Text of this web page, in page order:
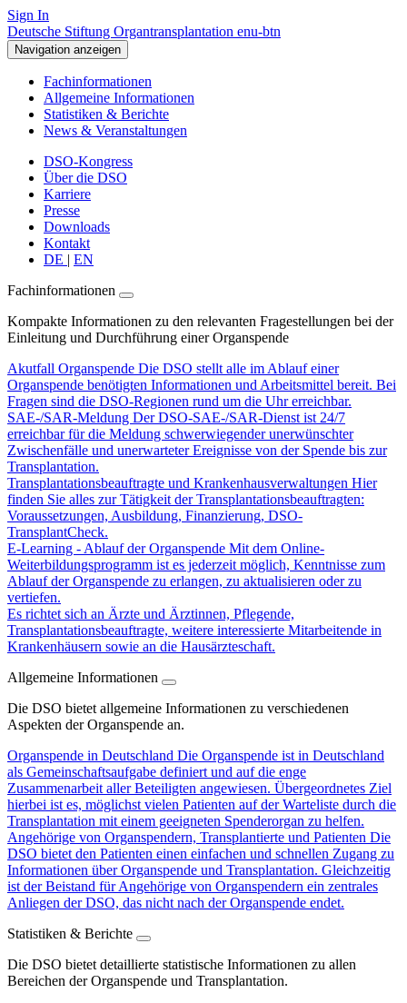
Sign In
Deutsche Stiftung Organtransplantation enu-btn
Navigation anzeigen
Fachinformationen
Allgemeine Informationen
Statistiken & Berichte
News & Veranstaltungen
DSO-Kongress
Über die DSO
Karriere
Presse
Downloads
Kontakt
DE | EN
Fachinformationen
Kompakte Informationen zu den relevanten Fragestellungen bei der
Einleitung und Durchführung einer Organspende
Akutfall Organspende Die DSO stellt alle im Ablauf einer
Organspende benötigten Informationen und Arbeitsmittel bereit. Bei
Fragen sind die DSO-Regionen rund um die Uhr erreichbar.
SAE-/SAR-Meldung Der DSO-SAE-/SAR-Dienst ist 24/7
erreichbar für die Meldung schwerwiegender unerwünschter
Zwischenfälle und unerwarteter Ereignisse von der Spende bis zur
Transplantation.
Transplantationsbeauftragte und Krankenhausverwaltungen Hier
finden Sie alles zur Tätigkeit der Transplantationsbeauftragten:
Voraussetzungen, Ausbildung, Finanzierung, DSO-
TransplantCheck.
E-Learning - Ablauf der Organspende Mit dem Online-
Weiterbildungsprogramm ist es jederzeit möglich, Kenntnisse zum
Ablauf der Organspende zu erlangen, zu aktualisieren oder zu
vertiefen.
Es richtet sich an Ärzte und Ärztinnen, Pflegende,
Transplantationsbeauftragte, weitere interessierte Mitarbeitende in
Krankenhäusern sowie an die Hausärzteschaft.
Allgemeine Informationen
Die DSO bietet allgemeine Informationen zu verschiedenen
Aspekten der Organspende an.
Organspende in Deutschland Die Organspende ist in Deutschland
als Gemeinschaftsaufgabe definiert und auf die enge
Zusammenarbeit aller Beteiligten angewiesen. Übergeordnetes Ziel
hierbei ist es, möglichst vielen Patienten auf der Warteliste durch die
Transplantation mit einem geeigneten Spenderorgan zu helfen.
Angehörige von Organspendern, Transplantierte und Patienten Die
DSO bietet den Patienten einen einfachen und schnellen Zugang zu
Informationen über Organspende und Transplantation. Gleichzeitig
ist der Beistand für Angehörige von Organspendern ein zentrales
Anliegen der DSO, das nicht nach der Organspende endet.
Statistiken & Berichte
Die DSO bietet detaillierte statistische Informationen zu allen
Bereichen der Organspende und Transplantation.